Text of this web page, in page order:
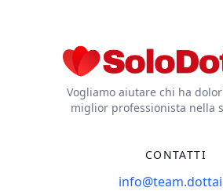
Vogliamo aiutare chi ha
miglior professionista nella
CONTATTI